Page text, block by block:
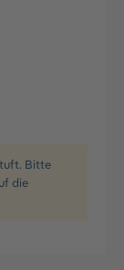
Bitte
die